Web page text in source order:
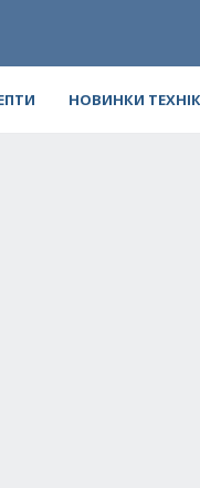
НОВИНКИ